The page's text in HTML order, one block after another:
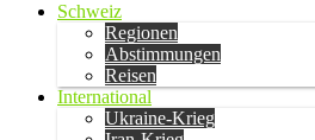
Schweiz
Regionen
Abstimmungen
Reisen
International
Ukraine-Krieg